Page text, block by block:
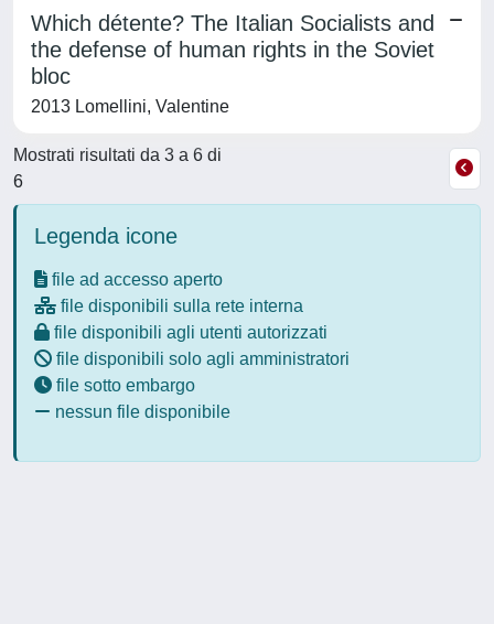
Which détente? The Italian Socialists and
the defense of human rights in the Soviet
bloc
2013 Lomellini, Valentine
Mostrati risultati da 3 a 6 di
6
Legenda icone
file ad accesso aperto
file disponibili sulla rete interna
file disponibili agli utenti autorizzati
file disponibili solo agli amministratori
file sotto embargo
nessun file disponibile